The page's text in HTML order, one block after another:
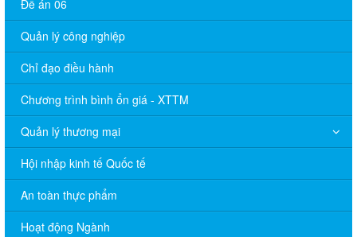
Đề án 06
Quản lý công nghiệp
Chỉ đạo điều hành
Chương trình bình ổn giá - XTTM
Quản lý thương mại
Hội nhập kinh tế Quốc tế
An toàn thực phẩm
Hoạt động Ngành